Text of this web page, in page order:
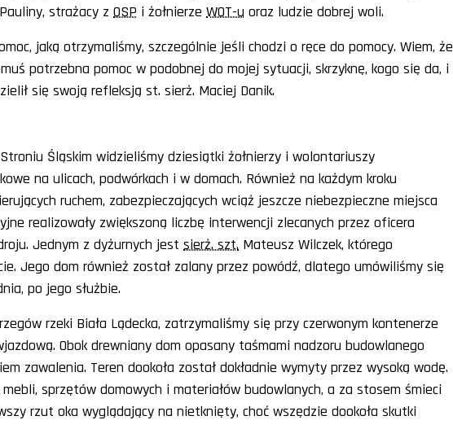
strażacy z OSP i żołnierze WOT-u oraz ludzie dobrej woli.
jaką otrzymaliśmy, szczególnie jeśli chodzi o ręce do pomocy. Wiem, że
potrzebna pomoc w podobnej do mojej sytuacji, skrzyknę, kogo się da, i
się swoją refleksją st. sierż. Maciej Danik.
Śląskim widzieliśmy dziesiątki żołnierzy i wolontariuszy
na ulicach, podwórkach i w domach. Również na każdym kroku
ruchem, zabezpieczających wciąż jeszcze niebezpieczne miejsca
realizowały zwiększoną liczbę interwencji zlecanych przez oficera
Jednym z dyżurnych jest sierż. szt. Mateusz Wilczek, którego
Jego dom również został zalany przez powódź, dlatego umówiliśmy się
po jego służbie.
rzeki Biała Lądecka, zatrzymaliśmy się przy czerwonym kontenerze
Obok drewniany dom opasany taśmami nadzoru budowlanego
zawalenia. Teren dookoła został dokładnie wymyty przez wysoką wodę.
sprzętów domowych i materiałów budowlanych, a za stosem śmieci
rzut oka wyglądający na nietknięty, choć wszędzie dookoła skutki